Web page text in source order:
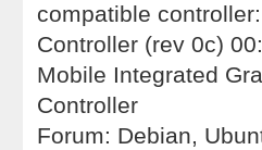
compatible
Controller (rev 0c)
Mobile Integrated
Controller
Forum: Debian,